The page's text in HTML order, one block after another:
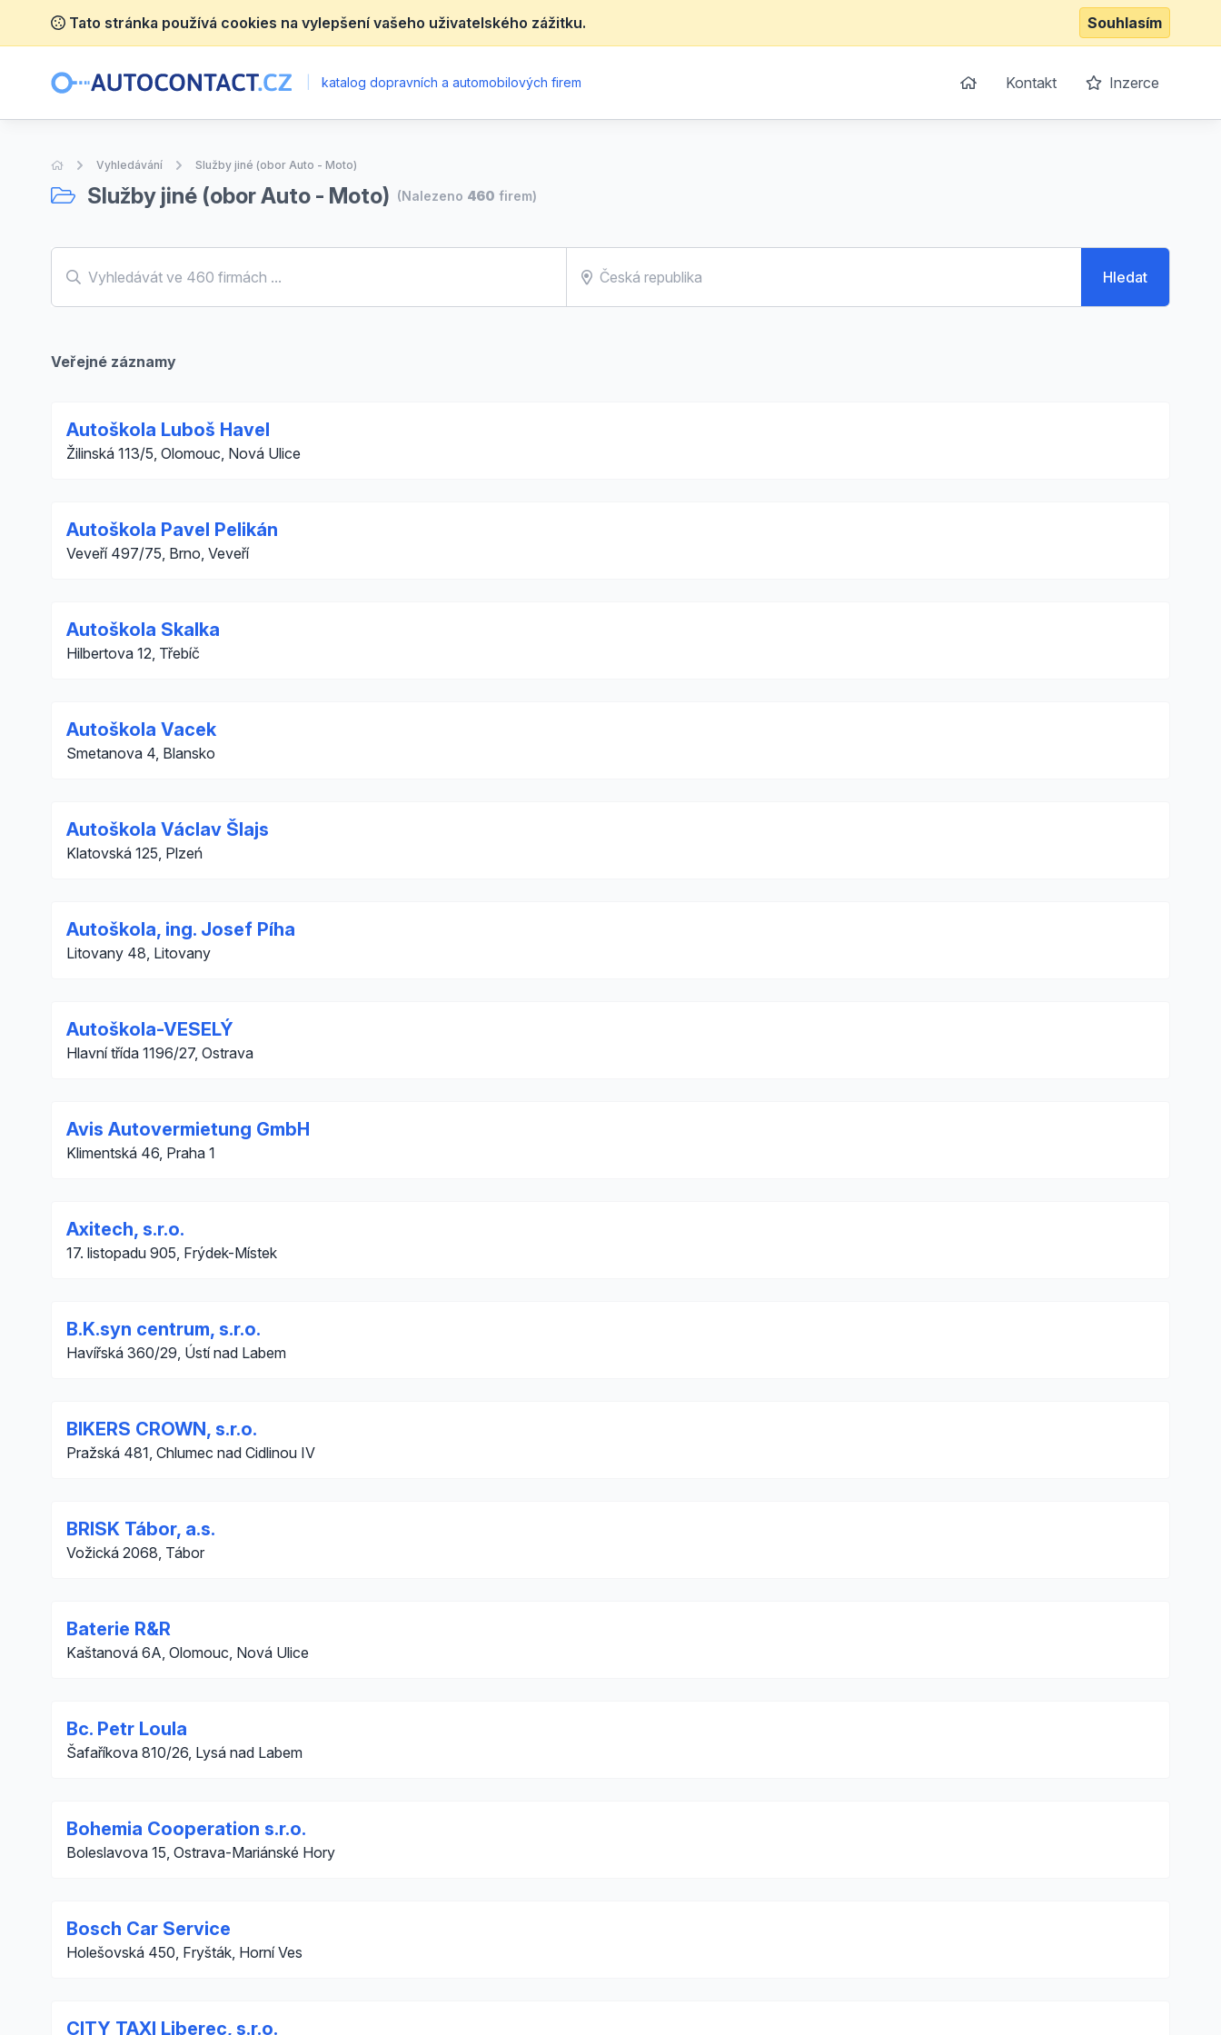
Tato stránka používá cookies na vylepšení vašeho uživatelského zážitku. Souhlasím
katalog dopravních a automobilových firem Kontakt Inzerce
Úvodní stránka
Vyhledávání Služby jiné (obor Auto - Moto)
Služby jiné (obor Auto - Moto) (Nalezeno 460 firem)
Hledat
Veřejné záznamy
Autoškola Luboš Havel
Žilinská 113/5, Olomouc, Nová Ulice
Autoškola Pavel Pelikán
Veveří 497/75, Brno, Veveří
Autoškola Skalka
Hilbertova 12, Třebíč
Autoškola Vacek
Smetanova 4, Blansko
Autoškola Václav Šlajs
Klatovská 125, Plzeń
Autoškola, ing. Josef Píha
Litovany 48, Litovany
Autoškola-VESELÝ
Hlavní třída 1196/27, Ostrava
Avis Autovermietung GmbH
Klimentská 46, Praha 1
Axitech, s.r.o.
17. listopadu 905, Frýdek-Místek
B.K.syn centrum, s.r.o.
Havířská 360/29, Ústí nad Labem
BIKERS CROWN, s.r.o.
Pražská 481, Chlumec nad Cidlinou IV
BRISK Tábor, a.s.
Vožická 2068, Tábor
Baterie R&R
Kaštanová 6A, Olomouc, Nová Ulice
Bc. Petr Loula
Šafaříkova 810/26, Lysá nad Labem
Bohemia Cooperation s.r.o.
Boleslavova 15, Ostrava-Mariánské Hory
Bosch Car Service
Holešovská 450, Fryšták, Horní Ves
CITY TAXI Liberec, s.r.o.